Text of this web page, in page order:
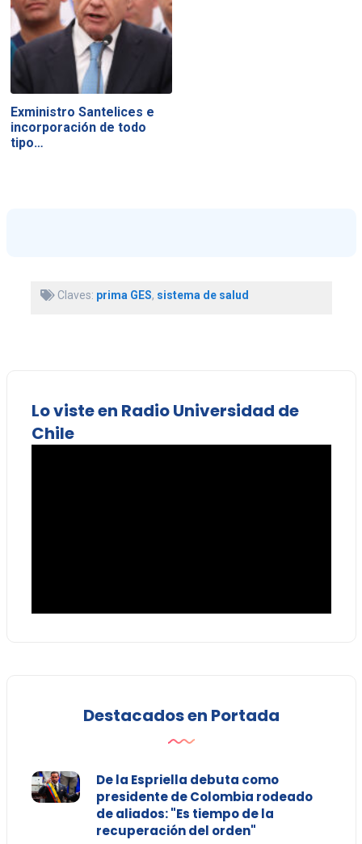
Exministro Santelices e
incorporación de todo
tipo…
Claves: prima GES, sistema de salud
Lo viste en Radio Universidad de
Chile
Destacados en Portada
De la Espriella debuta como
presidente de Colombia rodeado
de aliados: "Es tiempo de la
recuperación del orden"